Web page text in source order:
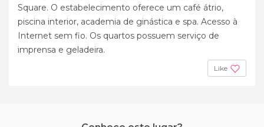
Square. O estabelecimento oferece um café átrio,
piscina interior, academia de ginástica e spa. Acesso à
Internet sem fio. Os quartos possuem serviço de
imprensa e geladeira.
Like